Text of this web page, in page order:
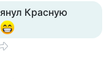
Красную